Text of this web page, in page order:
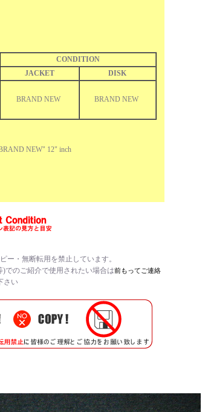
CONDITION
JACKET
DISK
BRAND NEW
BRAND NEW
NEW" 12" inch
・無断転用を禁止しています。
でのご紹介で使用されたい場合は前もってご連絡
さい